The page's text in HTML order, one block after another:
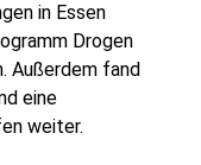
in Essen
Drogen
Außerdem fand
eine
weiter.